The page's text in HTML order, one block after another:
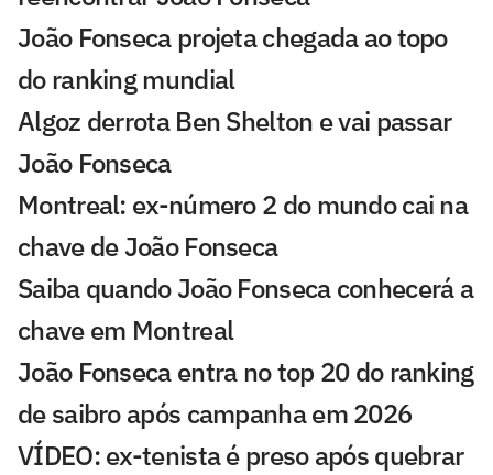
João Fonseca projeta chegada ao topo
do ranking mundial
Algoz derrota Ben Shelton e vai passar
João Fonseca
Montreal: ex-número 2 do mundo cai na
chave de João Fonseca
Saiba quando João Fonseca conhecerá a
chave em Montreal
João Fonseca entra no top 20 do ranking
de saibro após campanha em 2026
VÍDEO: ex-tenista é preso após quebrar